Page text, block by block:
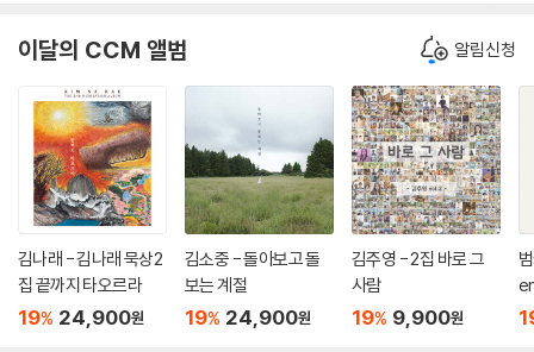
이달의 CCM 앨범 알림신청
김나래 - 김나래 묵상2
집 끝까지 타오르라
19% 24,900원
김소중 - 돌아보고 돌
보는 계절
19% 24,900원
김주영 - 2집 바로 그
사람
19% 9,900원